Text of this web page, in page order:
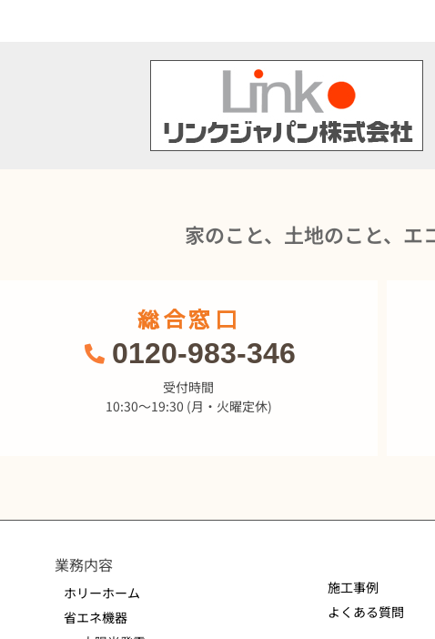
家のこと、土地のこと、エ
総合窓口
0120-983-346
受付時間
10:30～19:30 (月・火曜定休)
業務内容
ホリーホーム
省エネ機器
施工事例
よくある質問